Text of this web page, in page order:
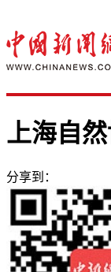
上海自
分享到：